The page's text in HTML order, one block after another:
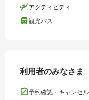
アクティビティ
観光バス
利用者のみなさま
予約確認・キャンセル